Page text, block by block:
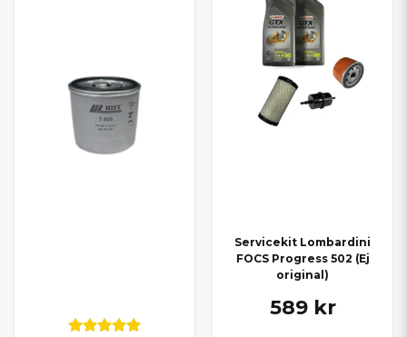
Servicekit Lombardini
FOCS Progress 502 (Ej
original)
589 kr